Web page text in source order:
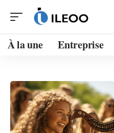
À la une Entreprise